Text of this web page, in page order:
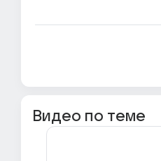
Видео по теме